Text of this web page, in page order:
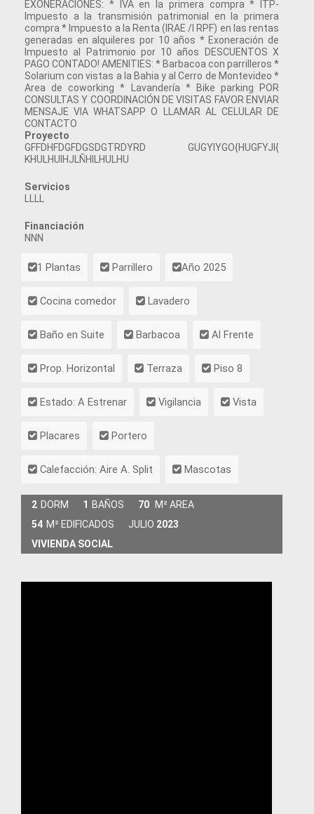
EXONERACIONES: * IVA en la primera compra * ITP-
Impuesto a la transmisión patrimonial en la primera
compra * Impuesto a la Renta (IRAE /I RPF) en las rentas
generadas en alquileres por 10 años * Exoneración de
Impuesto al Patrimonio por 10 años DESCUENTOS X
PAGO CONTADO! AMENITIES: * Barbacoa con parrilleros *
Solarium con vistas a la Bahia y al Cerro de Montevideo *
Area de coworking * Lavandería * Bike parking POR
CONSULTAS Y COORDINACIÓN DE VISITAS FAVOR ENVIAR
MENSAJE VIA WHATSAPP O LLAMAR AL CELULAR DE
CONTACTO
Proyecto
GFFDHFDGFDGSDGTRDYRD GUGYIYGO{HUGFYJI{
KHULHUIHJLÑHILHULHU
Servicios
Financiación
NNN
1 Plantas Parrillero Año 2025
Cocina comedor Lavadero
Baño en Suite Barbacoa Al Frente
Prop. Horizontal Terraza Piso 8
Estado: A Estrenar Vigilancia Vista
Placares Portero
Calefacción: Aire A. Split Mascotas
2 DORM 1 BAÑOS 70
M² AREA
54 M² EDIFICADOS JULIO 2023
VIVIENDA SOCIAL